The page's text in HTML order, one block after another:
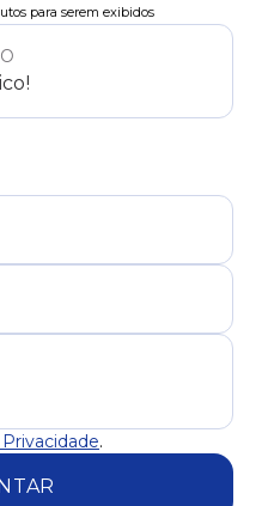
para serem exibidos
.